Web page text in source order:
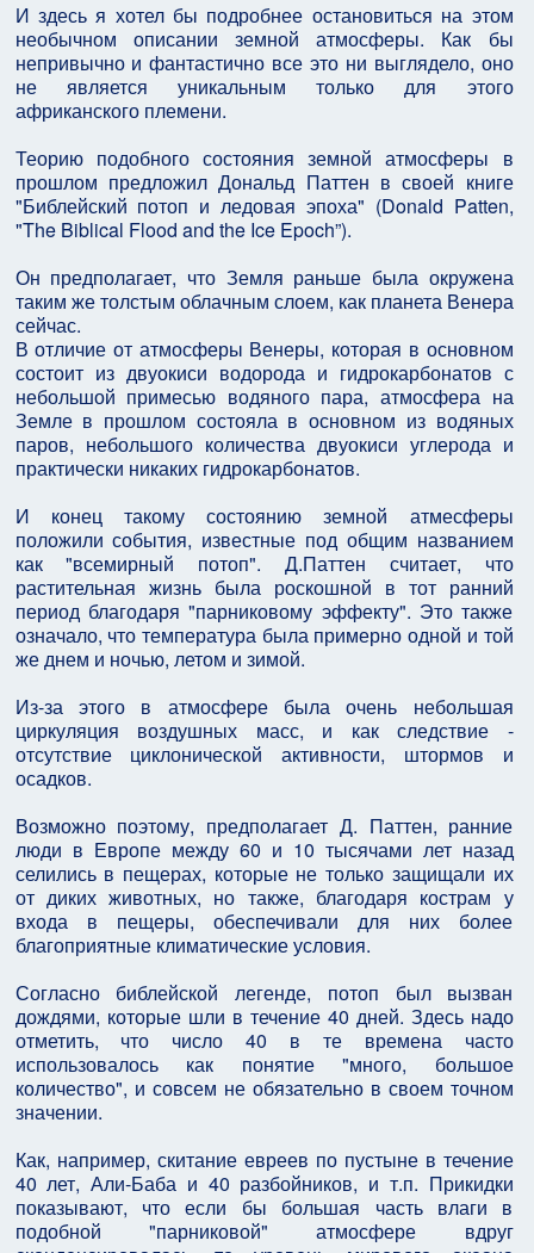
И здесь я хотел бы подробнее остановиться на этом
необычном описании земной атмосферы. Как бы
непривычно и фантастично все это ни выглядело, оно
не является уникальным только для этого
африканского племени.
Теорию подобного состояния земной атмосферы в
прошлом предложил Дональд Паттен в своей книге
"Библейский потоп и ледовая эпоха" (Donald Patten,
"The Biblical Flood and the Ice Epoch”).
Он предполагает, что Земля раньше была окружена
таким же толстым облачным слоем, как планета Венера
сейчас.
В отличие от атмосферы Венеры, которая в основном
состоит из двуокиси водорода и гидрокарбонатов с
небольшой примесью водяного пара, атмосфера на
Земле в прошлом состояла в основном из водяных
паров, небольшого количества двуокиси углерода и
практически никаких гидрокарбонатов.
И конец такому состоянию земной атмесферы
положили события, известные под общим названием
как "всемирный потоп". Д.Паттен считает, что
растительная жизнь была роскошной в тот ранний
период благодаря "парниковому эффекту". Это также
означало, что температура была примерно одной и той
же днем и ночью, летом и зимой.
Из-за этого в атмосфере была очень небольшая
циркуляция воздушных масс, и как следствие -
отсутствие циклонической активности, штормов и
осадков.
Возможно поэтому, предполагает Д. Паттен, ранние
люди в Европе между 60 и 10 тысячами лет назад
селились в пещерах, которые не только защищали их
от диких животных, но также, благодаря кострам у
входа в пещеры, обеспечивали для них более
благоприятные климатические условия.
Согласно библейской легенде, потоп был вызван
дождями, которые шли в течение 40 дней. Здесь надо
отметить, что число 40 в те времена часто
использовалось как понятие "много, большое
количество", и совсем не обязательно в своем точном
значении.
Как, например, скитание евреев по пустыне в течение
40 лет, Али-Баба и 40 разбойников, и т.п. Прикидки
показывают, что если бы большая часть влаги в
подобной "парниковой" атмосфере вдруг